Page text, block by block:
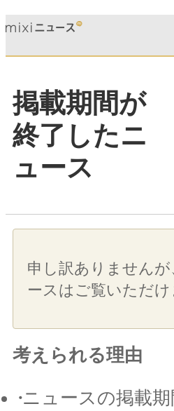
掲載期間が
終了したニ
ュース
申し訳ありませんが
ースはご覧いただけ
考えられる理由
ニュースの掲載